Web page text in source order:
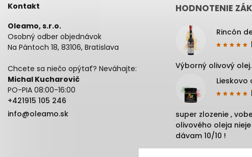
Kontakt
Oleamo, s.r.o.
Osobný odber objednávok
Na Pántoch 18, 83106, Bratislava
Chcete sa niečo opýtať? Neváhajte:
Michal Kucharovič
PO-PIA 08:00-16:00
+421915 105 246
info@oleamo.sk
HODNOTENIE
Výborný olivový olej.
Lieskovo
super zlozenie ,
olivového oleja
dávam 10/10 !